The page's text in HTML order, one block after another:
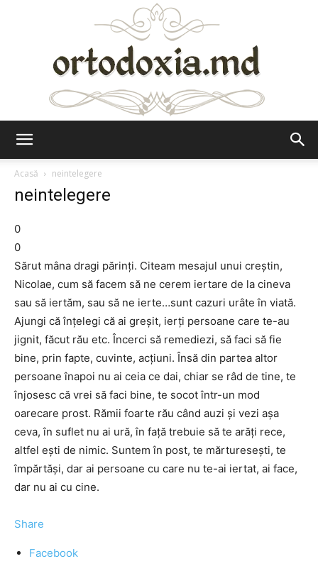
Acasă
neintelegere
neintelegere
0
0
Sărut mâna dragi părinți. Citeam mesajul unui creștin,
Nicolae, cum să facem să ne cerem iertare de la cineva
sau să iertăm, sau să ne ierte…sunt cazuri urâte în viată.
Ajungi că înțelegi că ai greșit, ierți persoane care te-au
jignit, făcut rău etc. Încerci să remediezi, să faci să fie
bine, prin fapte, cuvinte, acțiuni. Însă din partea altor
persoane înapoi nu ai ceia ce dai, chiar se râd de tine, te
înjosesc că vrei să faci bine, te socot într-un mod
oarecare prost. Rămii foarte rău când auzi și vezi așa
ceva, în suflet nu ai ură, în față trebuie să te arăți rece,
altfel ești de nimic. Suntem în post, te mărturesești, te
împărtăși, dar ai persoane cu care nu te-ai iertat, ai face,
dar nu ai cu cine.
Share
Facebook